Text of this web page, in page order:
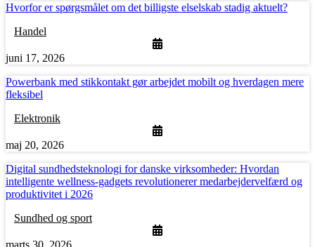
Hvorfor er spørgsmålet om det billigste elselskab stadig aktuelt?
Handel
juni 17, 2026
Powerbank med stikkontakt gør arbejdet mobilt og hverdagen mere
fleksibel
Elektronik
maj 20, 2026
Digital sundhedsteknologi for danske virksomheder: Hvordan
intelligente wellness-gadgets revolutionerer medarbejdervelfærd og
produktivitet i 2026
Sundhed og sport
marts 30, 2026